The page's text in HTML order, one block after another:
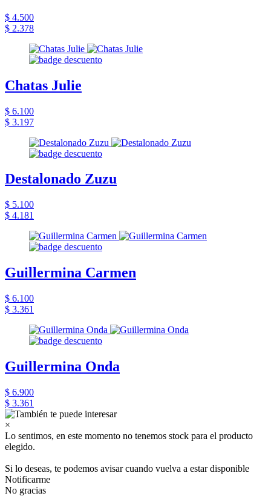
$ 4.500
$ 2.378
Chatas Julie
$ 6.100
$ 3.197
Destalonado Zuzu
$ 5.100
$ 4.181
Guillermina Carmen
$ 6.100
$ 3.361
Guillermina Onda
$ 6.900
$ 3.361
×
Lo sentimos, en este momento no tenemos stock para el producto
elegido.
Si lo deseas, te podemos avisar cuando vuelva a estar disponible
Notificarme
No gracias